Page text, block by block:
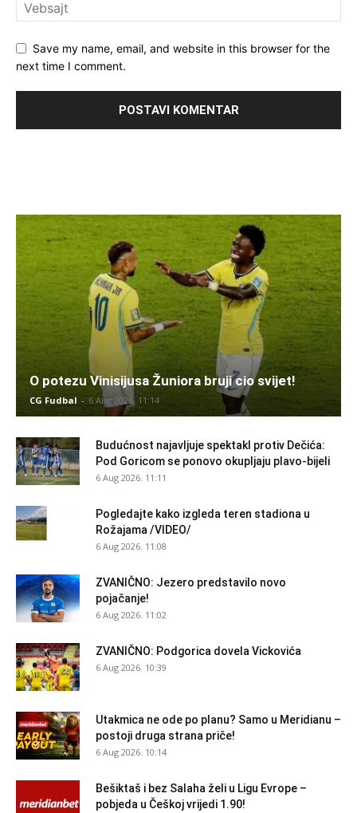
Save my name, email, and website in this browser for the
next time I comment.
O potezu Vinisijusa Žuniora bruji cio svijet!
CG Fudbal - 6 Aug 2026. 11:14
Budućnost najavljuje spektakl protiv Dečića:
Pod Goricom se ponovo okupljaju plavo-bijeli
6 Aug 2026. 11:11
Pogledajte kako izgleda teren stadiona u
Rožajama /VIDEO/
6 Aug 2026. 11:08
ZVANIČNO: Jezero predstavilo novo
pojačanje!
6 Aug 2026. 11:02
ZVANIČNO: Podgorica dovela Vickovića
6 Aug 2026. 10:39
Utakmica ne ode po planu? Samo u Meridianu –
postoji druga strana priče!
6 Aug 2026. 10:14
Bešiktaš i bez Salaha želi u Ligu Evrope –
pobjeda u Češkoj vrijedi 1.90!